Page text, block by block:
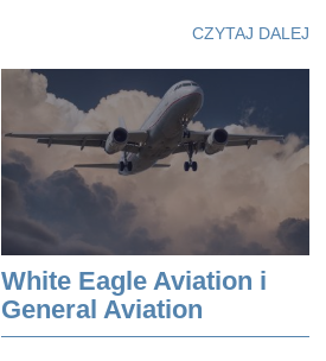
CZYTAJ DALEJ
White Eagle Aviation i
General Aviation